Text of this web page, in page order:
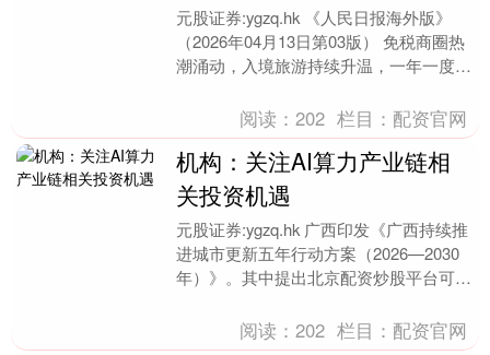
元股证券:ygzq.hk 《人民日报海外版》
（2026年04月13日第03版） 免税商圈热
潮涌动，入境旅游持续升温，一年一度的
阅读：202 栏目： 配资官网
机构：关注AI算力产业链相
关投资机遇
元股证券:ygzq.hk 广西印发《广西持续推
进城市更新五年行动方案（2026—2030
年）》。其中提出北京配资炒股平台可靠
阅读：202 栏目： 配资官网